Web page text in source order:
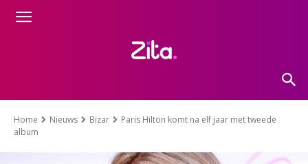
Home Nieuws Bizar
Paris Hilton komt na elf jaar met tweede
album